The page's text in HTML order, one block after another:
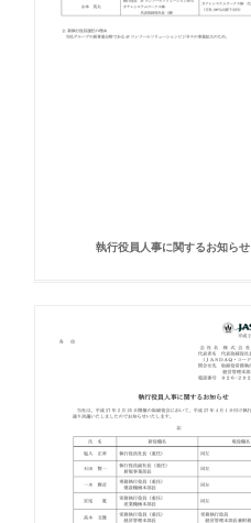
執行役員人事に関するお知らせ